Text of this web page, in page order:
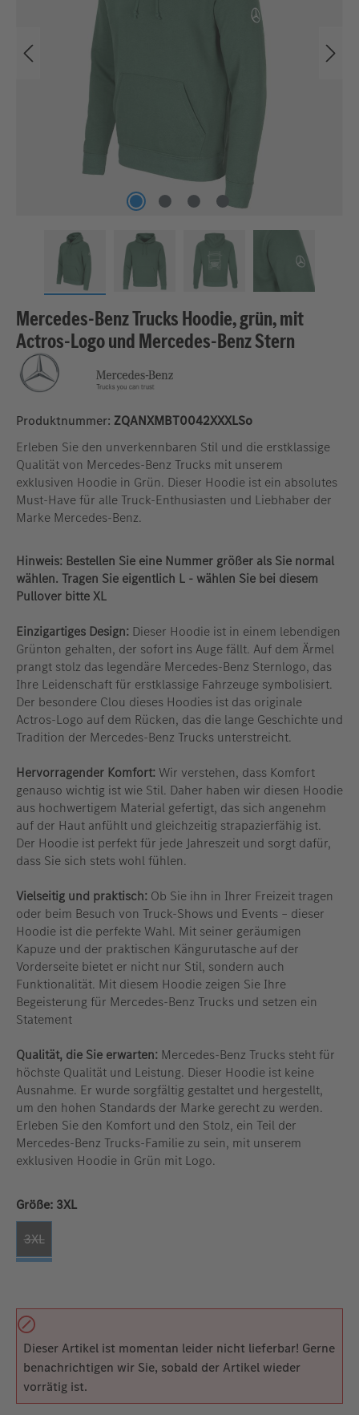
Mercedes-Benz Trucks Hoodie, grün, mit
Actros-Logo und Mercedes-Benz Stern
Produktnummer: ZQANXMBT0042XXXLSo
Erleben Sie den unverkennbaren Stil und die erstklassige
Qualität von Mercedes-Benz Trucks mit unserem
exklusiven Hoodie in Grün. Dieser Hoodie ist ein absolutes
Must-Have für alle Truck-Enthusiasten und Liebhaber der
Marke Mercedes-Benz.
Hinweis: Bestellen Sie eine Nummer größer als Sie normal
wählen. Tragen Sie eigentlich L - wählen Sie bei diesem
Pullover bitte XL
Einzigartiges Design: Dieser Hoodie ist in einem lebendigen
Grünton gehalten, der sofort ins Auge fällt. Auf dem Ärmel
prangt stolz das legendäre Mercedes-Benz Sternlogo, das
Ihre Leidenschaft für erstklassige Fahrzeuge symbolisiert.
Der besondere Clou dieses Hoodies ist das originale
Actros-Logo auf dem Rücken, das die lange Geschichte und
Tradition der Mercedes-Benz Trucks unterstreicht.
Hervorragender Komfort: Wir verstehen, dass Komfort
genauso wichtig ist wie Stil. Daher haben wir diesen Hoodie
aus hochwertigem Material gefertigt, das sich angenehm
auf der Haut anfühlt und gleichzeitig strapazierfähig ist.
Der Hoodie ist perfekt für jede Jahreszeit und sorgt dafür,
dass Sie sich stets wohl fühlen.
Vielseitig und praktisch: Ob Sie ihn in Ihrer Freizeit tragen
oder beim Besuch von Truck-Shows und Events – dieser
Hoodie ist die perfekte Wahl. Mit seiner geräumigen
Kapuze und der praktischen Kängurutasche auf der
Vorderseite bietet er nicht nur Stil, sondern auch
Funktionalität. Mit diesem Hoodie zeigen Sie Ihre
Begeisterung für Mercedes-Benz Trucks und setzen ein
Statement
Qualität, die Sie erwarten: Mercedes-Benz Trucks steht für
höchste Qualität und Leistung. Dieser Hoodie ist keine
Ausnahme. Er wurde sorgfältig gestaltet und hergestellt,
um den hohen Standards der Marke gerecht zu werden.
Erleben Sie den Komfort und den Stolz, ein Teil der
Mercedes-Benz Trucks-Familie zu sein, mit unserem
exklusiven Hoodie in Grün mit Logo.
Größe:auswählen
3XL
3XL
Dieser Artikel ist momentan leider nicht lieferbar! Gerne
benachrichtigen wir Sie, sobald der Artikel wieder
vorrätig ist.